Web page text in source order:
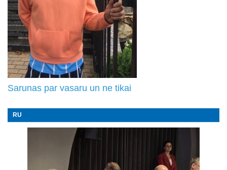
Sarunas par vasaru un ne tikai
RU